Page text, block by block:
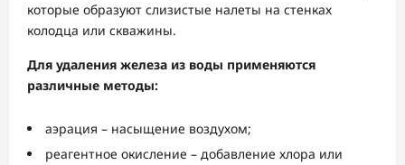
которые образуют слизистые налеты на стенках
колодца или скважины.
Для удаления железа из воды применяются
различные методы:
аэрация – насыщение воздухом;
реагентное окисление – добавление хлора или